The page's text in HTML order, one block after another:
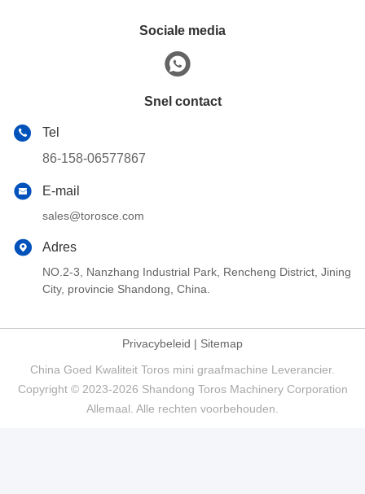
Sociale media
Snel contact
Tel
86-158-06577867
E-mail
sales@torosce.com
Adres
NO.2-3, Nanzhang Industrial Park, Rencheng District, Jining
City, provincie Shandong, China.
Privacybeleid | Sitemap
China Goed Kwaliteit Toros mini graafmachine Leverancier.
Copyright © 2023-2026 Shandong Toros Machinery Corporation
Allemaal. Alle rechten voorbehouden.